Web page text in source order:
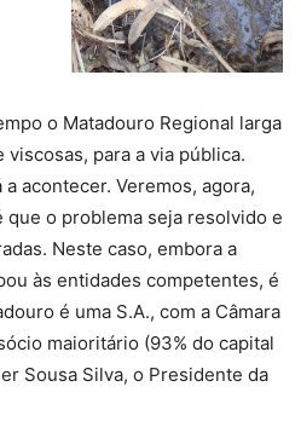
o Matadouro Regional larga
para a via pública.
acontecer. Veremos, agora,
que o problema seja resolvido e
Neste caso, embora a
às entidades competentes, é
é uma S.A., com a Câmara
maioritário (93% do capital
Sousa Silva, o Presidente da